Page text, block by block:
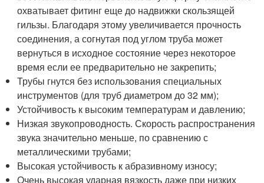
охватывает фитинг еще до надвижки скользящей
гильзы. Благодаря этому увеличивается прочность
соединения, а согнутая под углом труба может
вернуться в исходное состояние через некоторое
время если ее предварительно не закрепить;
Трубы гнутся без использования специальных
инструментов (для труб диаметром до 32 мм);
Устойчивость к высоким температурам и давлению;
Низкая звукопроводность. Скорость распространения
звука значительно меньше, по сравнению с
металлическими трубами;
Высокая устойчивость к абразивному износу;
Очень высокая ударная вязкость даже при низких